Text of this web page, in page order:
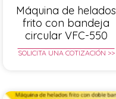
Máquina de helados
frito con bandeja
circular VFC-550
SOLICITA UNA COTIZACIÓN >>